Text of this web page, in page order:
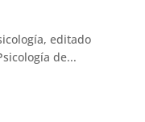
editado
de...